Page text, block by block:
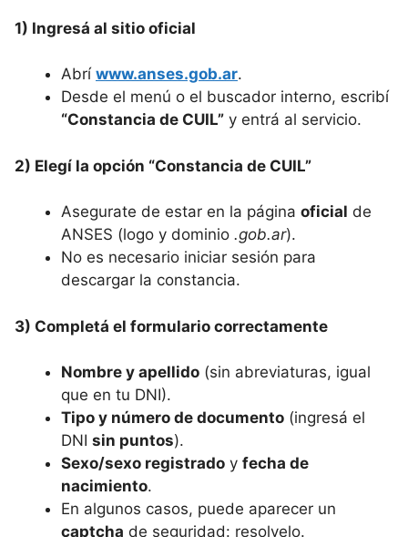
1) Ingresá al sitio oficial
Abrí www.anses.gob.ar.
Desde el menú o el buscador interno, escribí
“Constancia de CUIL” y entrá al servicio.
2) Elegí la opción “Constancia de CUIL”
Asegurate de estar en la página oficial de
ANSES (logo y dominio .gob.ar).
No es necesario iniciar sesión para
descargar la constancia.
3) Completá el formulario correctamente
Nombre y apellido (sin abreviaturas, igual
que en tu DNI).
Tipo y número de documento (ingresá el
DNI sin puntos).
Sexo/sexo registrado y fecha de
nacimiento.
En algunos casos, puede aparecer un
captcha de seguridad: resolvelo.